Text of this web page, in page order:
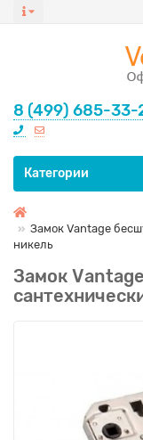
8 (499) 685-33-
Все категории
Категории
Замок Vаntage
никель
Замок